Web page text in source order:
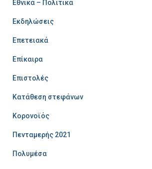
Εθνικά – Πολιτικά
Εκδηλώσεις
Επετειακά
Επίκαιρα
Επιστολές
Κατάθεση στεφάνων
Κορονοϊός
Πενταμερής 2021
Πολυμέσα